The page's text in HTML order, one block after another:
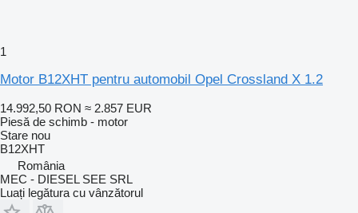
1
Motor B12XHT pentru automobil Opel Crossland X 1.2
14.992,50 RON ≈ 2.857 EUR
Piesă de schimb - motor
Stare nou
B12XHT
România
MEC - DIESEL SEE SRL
Luați legătura cu vânzătorul